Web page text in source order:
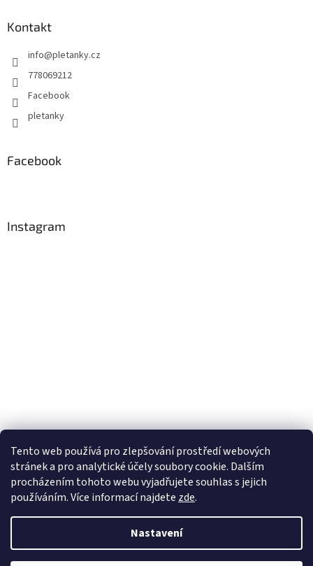
Tento web používá pro zlepšování prostředí webových
stránek a pro analytické účelysoubory cookie. Dalším
procházením tohoto webu vyjadřujete souhlas s jejich
používáním. Více informacínajdete zde.
Nastavení
Kontakt
info@pletanky.cz
778069212
Facebook
pletanky
Facebook
Instagram
Sledovat na Instagramu